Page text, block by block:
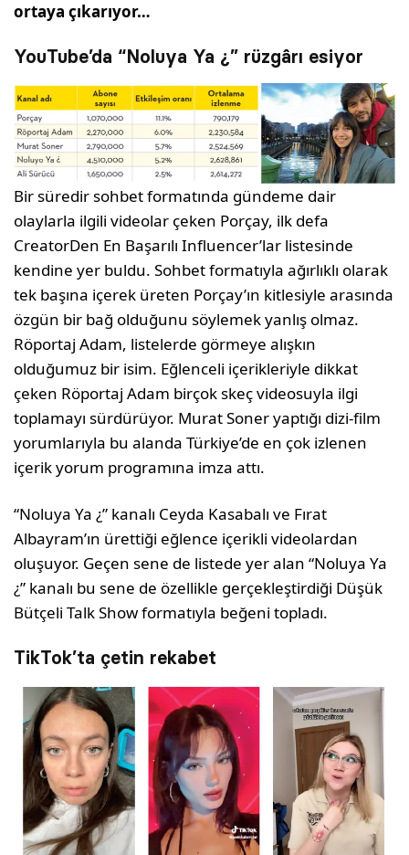
ortaya çıkarıyor…
YouTube’da “Noluya Ya ¿” rüzgârı esiyor
Bir süredir sohbet formatında gündeme dair
olaylarla ilgili videolar çeken Porçay, ilk defa
CreatorDen En Başarılı Influencer’lar listesinde
kendine yer buldu. Sohbet formatıyla ağırlıklı olarak
tek başına içerek üreten Porçay’ın kitlesiyle arasında
özgün bir bağ olduğunu söylemek yanlış olmaz.
Röportaj Adam, listelerde görmeye alışkın
olduğumuz bir isim. Eğlenceli içerikleriyle dikkat
çeken Röportaj Adam birçok skeç videosuyla ilgi
toplamayı sürdürüyor. Murat Soner yaptığı dizi-film
yorumlarıyla bu alanda Türkiye’de en çok izlenen
içerik yorum programına imza attı.
“Noluya Ya ¿” kanalı Ceyda Kasabalı ve Fırat
Albayram’ın ürettiği eğlence içerikli videolardan
oluşuyor. Geçen sene de listede yer alan “Noluya Ya
¿” kanalı bu sene de özellikle gerçekleştirdiği Düşük
Bütçeli Talk Show formatıyla beğeni topladı.
TikTok’ta çetin rekabet